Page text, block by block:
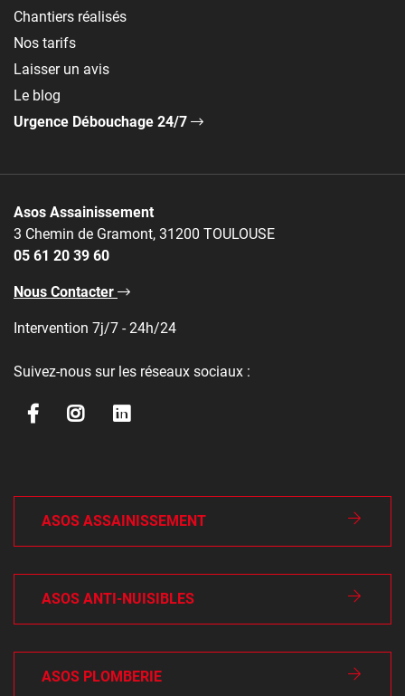
Chantiers réalisés
Nos tarifs
Laisser un avis
Le blog
Urgence Débouchage 24/7
Asos Assainissement
3 Chemin de Gramont, 31200 TOULOUSE
05 61 20 39 60
Nous Contacter
Intervention 7j/7 - 24h/24
Suivez-nous sur les réseaux sociaux :
ASOS ASSAINISSEMENT
ASOS ANTI-NUISIBLES
ASOS PLOMBERIE